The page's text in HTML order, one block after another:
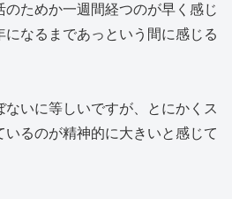
ためか一週間経つのが早く感じ
になるまであっという間に感じる
ないに等しいですが、とにかくス
いるのが精神的に大きいと感じて